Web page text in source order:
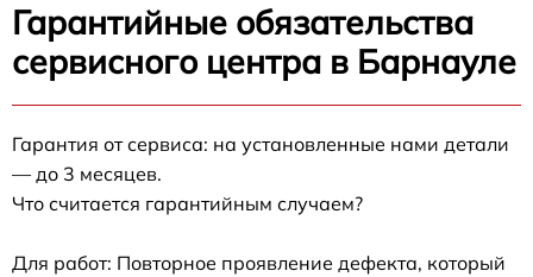
Гарантийные обязательства
сервисного центра в Барнауле
Гарантия от сервиса: на установленные нами детали
— до 3 месяцев.
Что считается гарантийным случаем?
Для работ: Повторное проявление дефекта, который